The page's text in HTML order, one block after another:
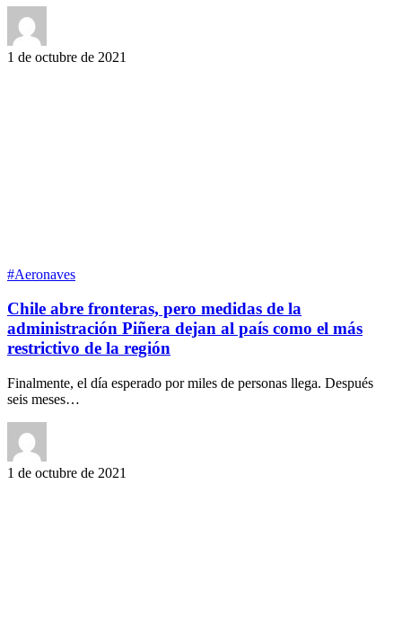
1 de octubre de 2021
#Aeronaves
Chile abre fronteras, pero medidas de la
administración Piñera dejan al país como el más
restrictivo de la región
Finalmente, el día esperado por miles de personas llega. Después
seis meses…
1 de octubre de 2021